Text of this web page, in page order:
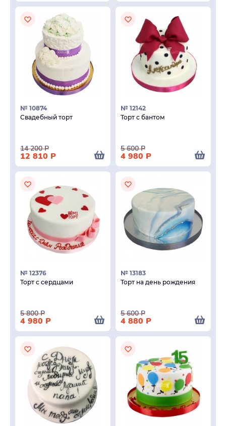
№ 10874
Свадебный торт
14 200Р
12 810 Р
№ 12142
Торт с бантом
5 600Р
4 980 Р
№ 12376
Торт с сердцами
5 800Р
4 980 Р
№ 13183
Торт на день рождения
5 600Р
4 880 Р